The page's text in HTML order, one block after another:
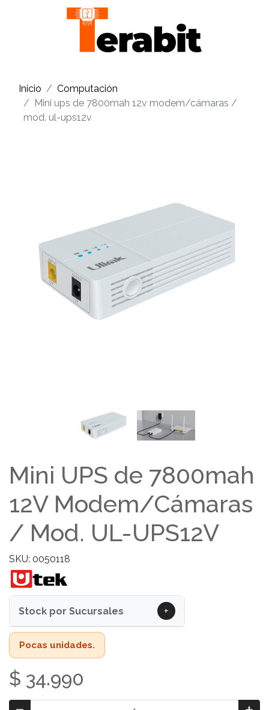
Inicio
Computación
Mini ups de 7800mah 12v modem/cámaras /
mod. ul-ups12v
Mini UPS de 7800mah
12V Modem/Cámaras
/ Mod. UL-UPS12V
SKU: 0050118
Stock por Sucursales +
Pocas unidades.
$ 34.990